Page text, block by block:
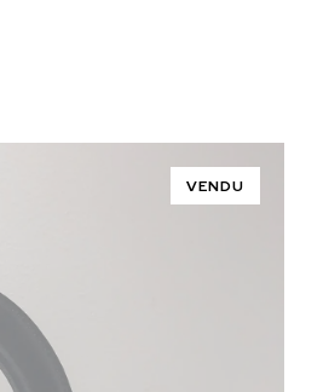
VENDU